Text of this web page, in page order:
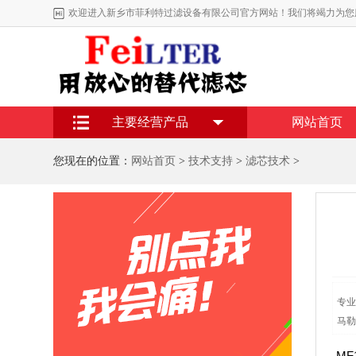
欢迎进入新乡市菲利特过滤设备有限公司官方网站！我们将竭力为
网站首页
主要经营产品
您现在的位置： 网站首页 > 技术支持 > 滤芯技术 >
专
马